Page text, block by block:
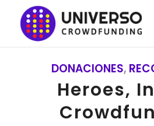
DONACIONES,
Heroes,